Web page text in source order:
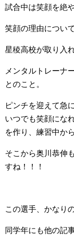
試合中は笑顔を絶
笑顔の理由につい
星稜高校が取り入
メンタルトレーナ
とのこと。
ピンチを迎えて急
いつでも笑顔にな
を作り、練習中か
そこから奥川恭伸
すね！！！
この選手、かなり
同学年にも他の記